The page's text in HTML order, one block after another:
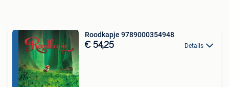
Roodkapje 9789000354948
€ 54,25 Details